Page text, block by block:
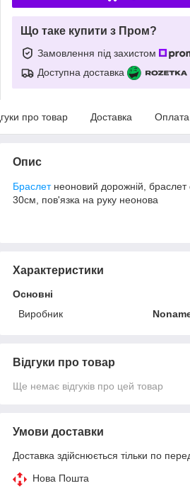
Що таке купити з Пром?
Замовлення під захистом
Доступна доставка
про товар Доставка Оплата
Опис
Браслетнеоновий дорожній, браслет
30см, пов'язка на руку неонова
Характеристики
Основні
Виробник
Відгуки про товар
Ще немає відгуків про цей товар
Умови доставки
Доставка здійснюється тільки по
Нова Пошта